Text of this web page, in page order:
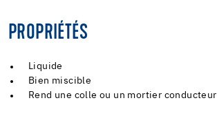
PROPRIÉTÉS
Liquide
Bien miscible
Rend une colle ou un mortier conducteur